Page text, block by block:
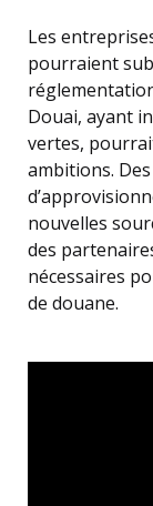
Les
pourraient
Douai, ayant
vertes,
ambitions.
nouvelles
des
nécessaires
de douane.